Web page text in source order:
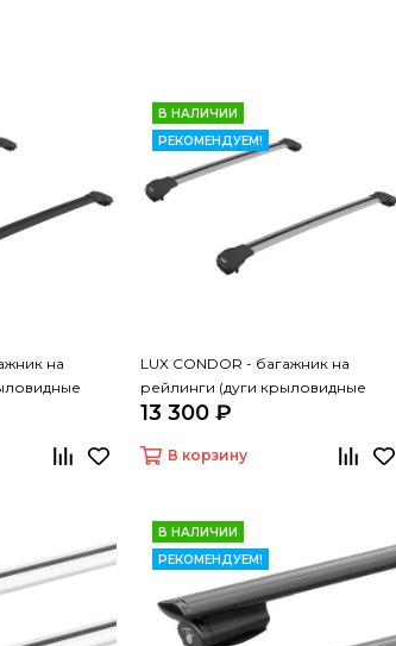
на
В НАЛИЧИИ
РЕКОМЕНДУЕМ!
LUX CONDOR - багажник на
рейлинги (дуги крыловидные
серые 110 см)
13 300 ₽
В корзину
В НАЛИЧИИ
РЕКОМЕНДУЕМ!